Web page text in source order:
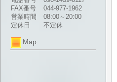
FAX番号
044-977-1962
営業時間
08:00～20:00
定休日
不定休
Map